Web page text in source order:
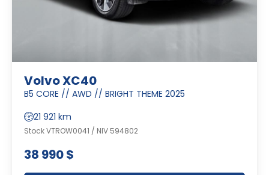
Volvo XC40
B5 CORE // AWD // BRIGHT THEME 2025
21 921 km
Stock VTROW0041 / NIV 594802
38 990 $